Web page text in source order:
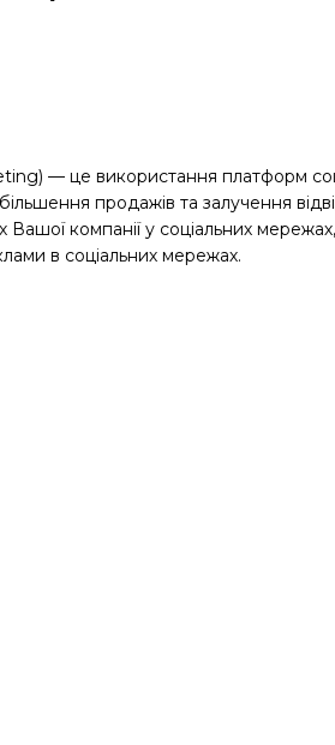
— це використання платформ
продажів та залучення
Вашої компанії у соціальних
в соціальних мережах.